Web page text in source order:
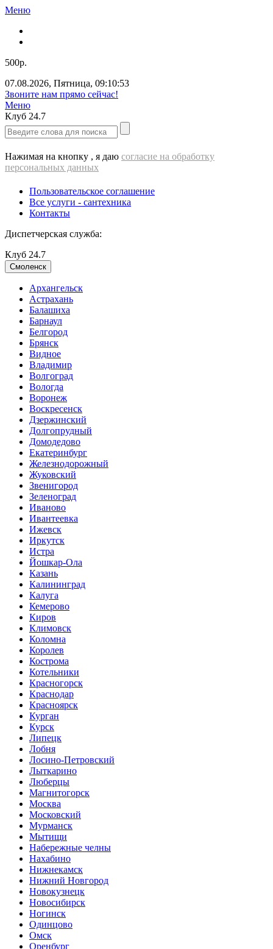
Меню
500р.
07.08.2026, Пятница, 09:10:53
Звоните нам прямо сейчас!
Меню
Клуб 24.7
Нажимая на кнопку , я даю согласие на обработку
персональных данных
Пользовательское соглашение
Все услуги - cантехника
Контакты
Диспетчерская служба:
Клуб 24.7
Смоленск
Архангельск
Астрахань
Балашиха
Барнаул
Белгород
Брянск
Видное
Владимир
Волгоград
Вологда
Воронеж
Воскресенск
Дзержинский
Долгопрудный
Домодедово
Екатеринбург
Железнодорожный
Жуковский
Звенигород
Зеленоград
Иваново
Ивантеевка
Ижевск
Иркутск
Истра
Йошкар-Ола
Казань
Калининград
Калуга
Кемерово
Киров
Климовск
Коломна
Королев
Кострома
Котельники
Красногорск
Краснодар
Красноярск
Курган
Курск
Липецк
Лобня
Лосино-Петровский
Лыткарино
Люберцы
Магнитогорск
Москва
Московский
Мурманск
Мытищи
Набережные челны
Нахабино
Нижнекамск
Нижний Новгород
Новокузнецк
Новосибирск
Ногинск
Одинцово
Омск
Оренбург